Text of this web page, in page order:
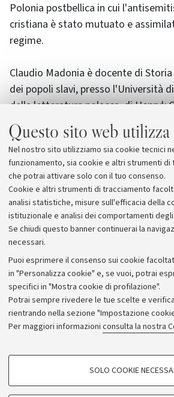
Questo sito web
Nel nostro sito utilizziamo sia cookie tecnici
funzionamento, sia cookie e altri strumenti
che potrai attivare solo con il tuo consenso.
Cookie e altri strumenti di tracciamento
analisi statistiche, misure sull'efficacia della
istituzionale e analisi dei comportamenti
Se chiudi questo banner continuerai la
necessari.
Puoi esprimere il consenso sui cookie
in "Personalizza cookie" e, se vuoi, potrai
specifici in "Mostra cookie di profilazione".
Potrai sempre rivedere le tue scelte e
rientrando nella sezione "Impostazione
Per maggiori informazioni consulta la nostra
COOKIE DI PROFILAZIONE -
SOLO COOKIE
Polonia postbellica in cui
cristiana è stato mutuato e
regime.
Claudio Madonia è docente di
dei popoli slavi, presso l'Università
della letteratura polacca, di Henryk
tradotto Szkice rodzinne (Warsaw,
Giuntina (1993) col titolo di Ritratti
Per informazioni e prenotazioni: tel.
info@museoebraicobo.it
Archivio
Comunicati stampa
Redazione
Rassegna stampa